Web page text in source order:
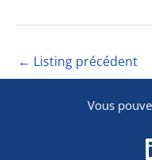
← Listing précédent
Vous